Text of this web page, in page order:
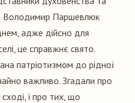
Володимир Паршевлюк
адже дійсно для
це справжнє свято.
патріотизмом до рідної
важливо. Згадали про
і про тих, що